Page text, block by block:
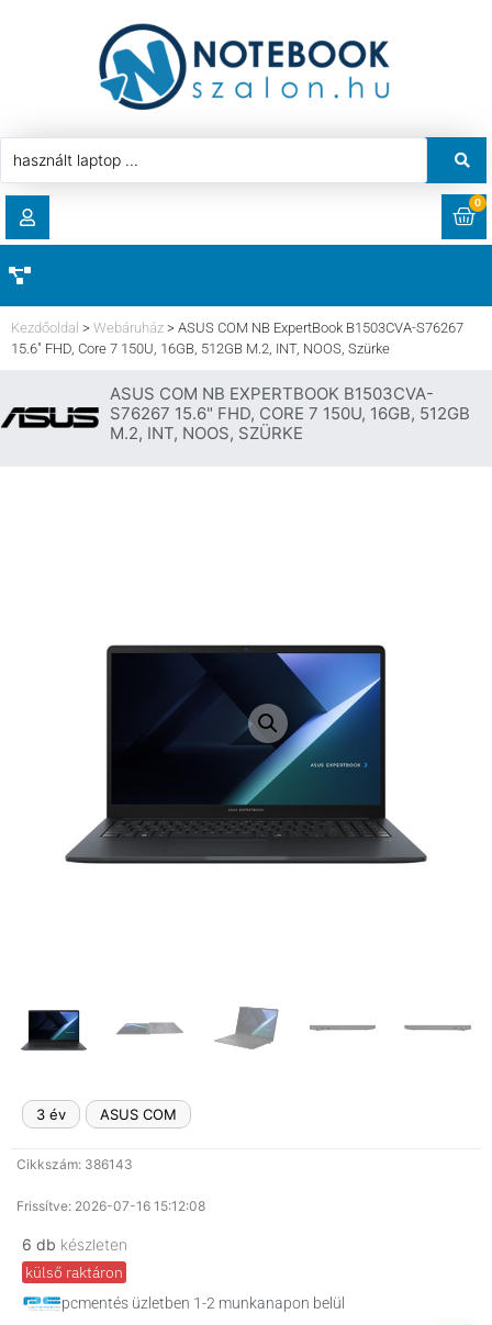
LETÖLTÉSEK
CÍMEK
0
HASZNÁLT LAPTOP
AKCIÓ
KOMPONENS
Kezdőoldal > Webáruház > ASUS COM NB ExpertBook B1503CVA-S76267
15.6″ FHD, Core 7 150U, 16GB, 512GB M.2, INT, NOOS, Szürke
ASUS COM NB EXPERTBOOK B1503CVA-
S76267 15.6" FHD, CORE 7 150U, 16GB, 512GB
M.2, INT, NOOS, SZÜRKE
3 év ASUS COM
Cikkszám: 386143
Frissítve: 2026-07-16 15:12:08
6 db készleten
külső raktáron
pcmentés üzletben 1-2 munkanapon belül